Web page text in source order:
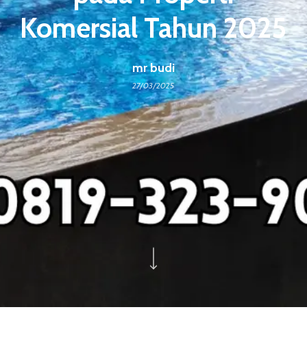
Komersial Tahun 2025
mr budi
27/03/2025